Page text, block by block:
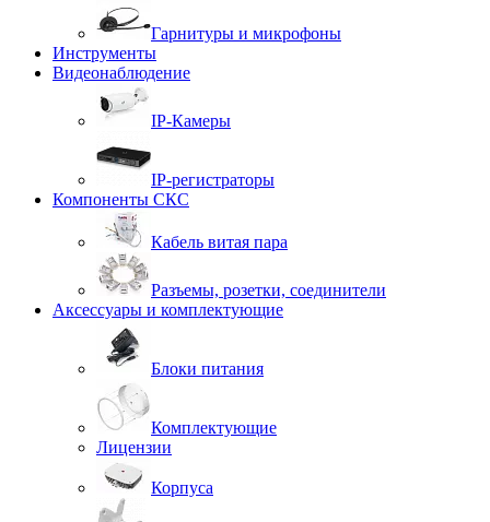
Гарнитуры и микрофоны
Инструменты
Видеонаблюдение
IP-Камеры
IP-регистраторы
Компоненты СКС
Кабель витая пара
Разъемы, розетки, соединители
Аксессуары и комплектующие
Блоки питания
Комплектующие
Лицензии
Корпуса